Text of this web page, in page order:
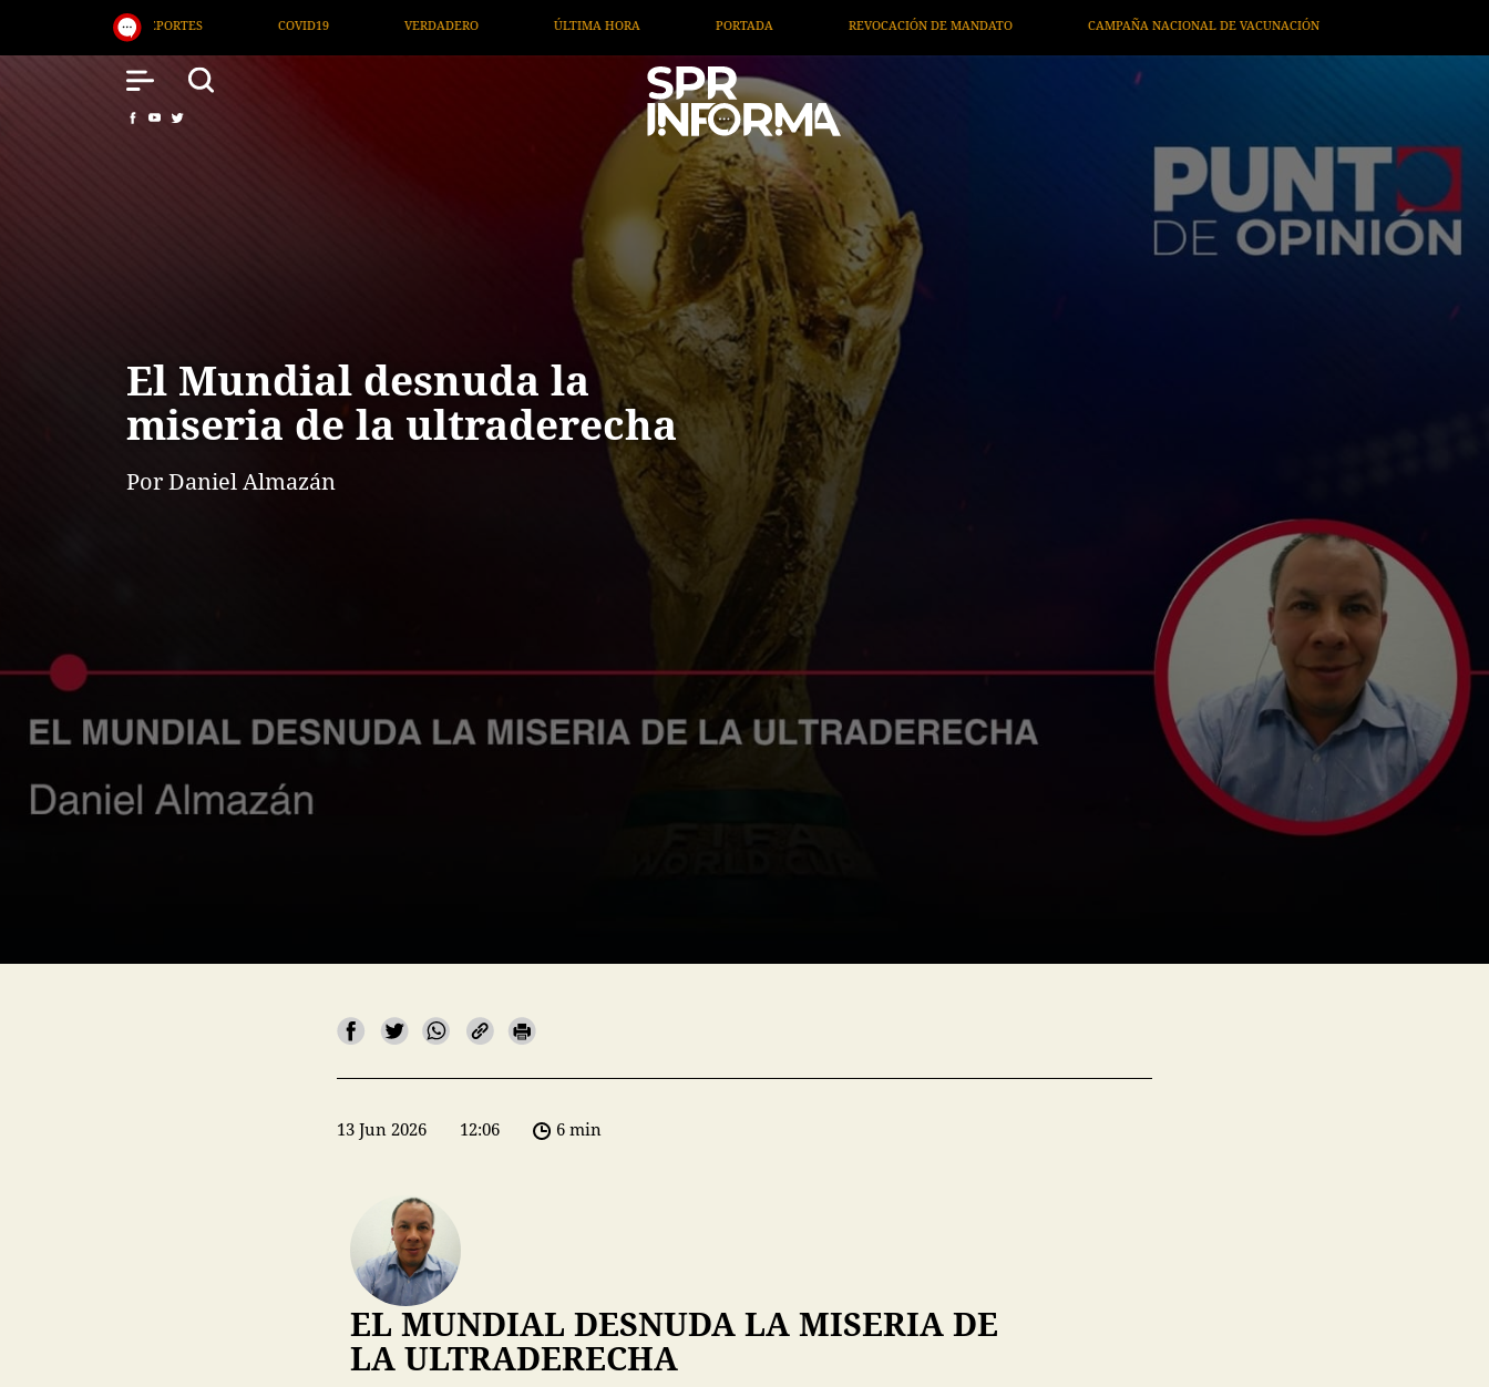
VERDADERO ÚLTIMA HORA PORTADA REVOCACIÓN DE MANDATO CAMPAÑA NACIONAL DE VACUNACIÓN TREN MAYA AEROPUERTO INTERNACIONAL FELIPE
El Mundial desnuda la
miseria de la ultraderecha
Por Daniel Almazán
13 Jun 2026 12:06 6 min
EL MUNDIAL DESNUDA LA MISERIA DE
LA ULTRADERECHA